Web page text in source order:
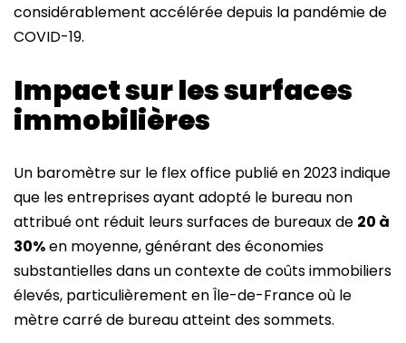
considérablement accélérée depuis la pandémie de
COVID-19.
Impact sur les surfaces
immobilières
Un baromètre sur le flex office publié en 2023 indique
que les entreprises ayant adopté le bureau non
attribué ont réduit leurs surfaces de bureaux de 20 à
30%en moyenne, générant des économies
substantielles dans un contexte de coûts immobiliers
élevés, particulièrement en Île-de-France où le
mètre carré de bureau atteint des sommets.